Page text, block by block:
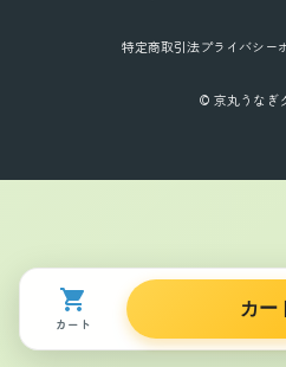
特定商取引法プライバシー
© 京丸うなぎ
カート
カー
ショップ